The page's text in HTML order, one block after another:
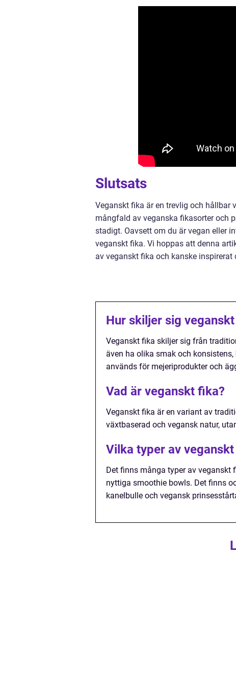
Slutsats
Veganskt fika är en trevlig och hållbar
mångfald av veganska fikasorter och
stadigt. Oavsett om du är vegan eller
veganskt fika. Vi hoppas att denna
av veganskt fika och kanske inspirerat
Hur skiljer sig
Veganskt fika skiljer sig från
även ha olika smak och
används för mejeriprodukter och
Vad är veganskt fika?
Veganskt fika är en variant av
växtbaserad och vegansk natur,
Vilka typer av
Det finns många typer av veganskt
nyttiga smoothie bowls. Det finns
kanelbulle och vegansk